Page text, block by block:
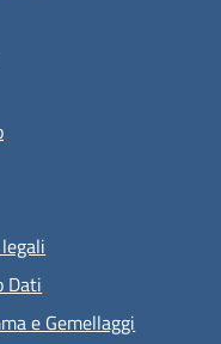
Dati
e Gemellaggi